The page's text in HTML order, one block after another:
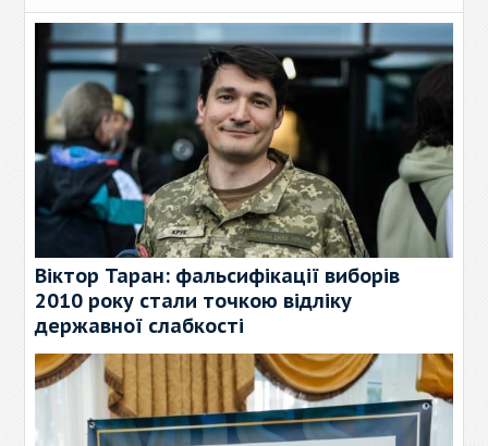
Віктор Таран: фальсифікації виборів
2010 року стали точкою відліку
державної слабкості